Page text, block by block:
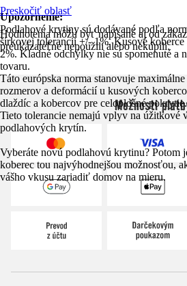
Upozornenie:
Podlahové krytiny sú dodávané podľa
šírkovej tolerancii +/- 1%. Kusové
2%. Kladné odchýlky nie sú spomenuté a
tovaru.
Táto európska norma stanovuje
rozmerov a deformácií u kusových
dlaždíc a kobercov pre celoplošné pokrytie.
Tieto tolerancie nemajú vplyv na úžitkové
podlahových krytín.
Vyberáte novú podlahovú krytinu? Potom
koberec tou najvýhodnejšou možnosťou,
vášho vkusu zariadiť domov na mieru.
Preskočiť oblasť
Hodnotenia môžu byť napísané aj od
preukázateľne nepoužili alebo nekúpili.
Možnosti